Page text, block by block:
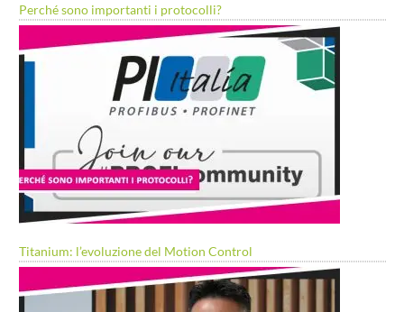
Perché sono importanti i protocolli?
Titanium: l’evoluzione del Motion Control